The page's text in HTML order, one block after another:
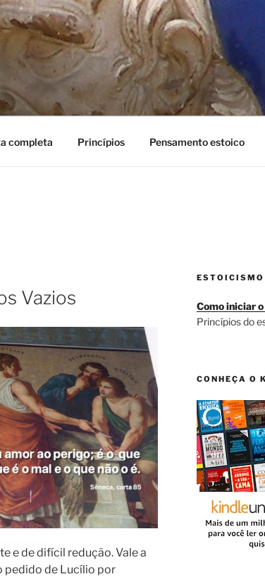
completa Princípios Pensamento estoico
Vazios
e de difícil redução. Vale a
pedido de Lucílio por
ESTOICISMO
Como iniciar
Princípios do
CONHEÇA O